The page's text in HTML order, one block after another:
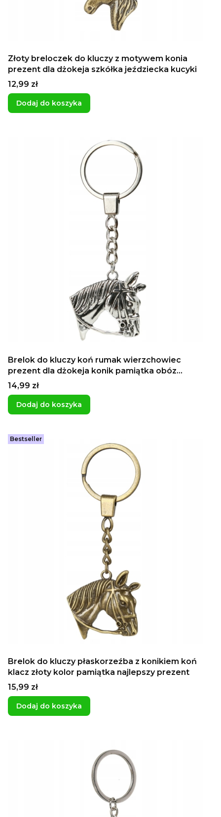
Złoty breloczek do kluczy z motywem konia
prezent dla dżokeja szkółka jeździecka kucyki
Cena
12,99 zł
Dodaj do koszyka
Brelok do kluczy koń rumak wierzchowiec
prezent dla dżokeja konik pamiątka obóz
jeździecki
Cena
14,99 zł
Dodaj do koszyka
Bestseller
Brelok do kluczy płaskorzeźba z konikiem koń
klacz złoty kolor pamiątka najlepszy prezent
Cena
15,99 zł
Dodaj do koszyka